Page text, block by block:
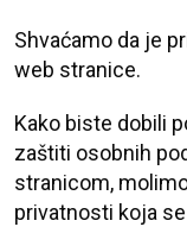
Shvaćamo da je
web stranice.
Kako biste dobili
zaštiti osobnih
stranicom,
privatnosti koja